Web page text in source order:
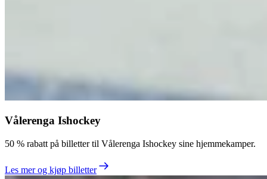
Vålerenga Ishockey
50 % rabatt på billetter til Vålerenga Ishockey sine hjemmekamper.
Les mer og kjøp billetter